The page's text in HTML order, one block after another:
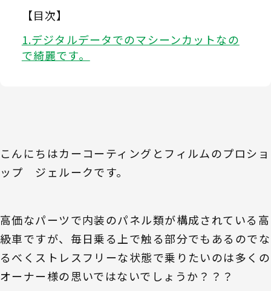
【目次】
デジタルデータでのマシーンカットなの
で綺麗です。
こんにちはカーコーティングとフィルムのプロショ
ップ ジェルークです。
高価なパーツで内装のパネル類が構成されている高
級車ですが、毎日乗る上で触る部分でもあるのでな
るべくストレスフリーな状態で乗りたいのは多くの
オーナー様の思いではないでしょうか？？？